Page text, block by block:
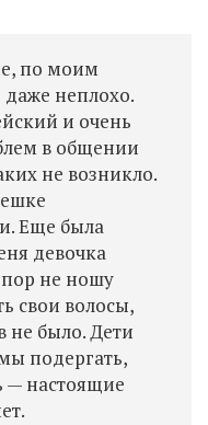
по моим
неплохо.
и очень
в общении
не возникло.
Еще была
девочка
пор не ношу
свои волосы,
не было. Дети
подергать,
— настоящие